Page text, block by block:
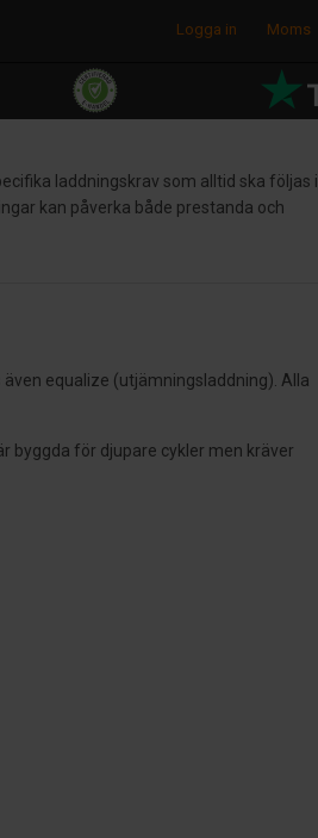
Logga in Moms
laddningskrav som alltid ska följas i
kan påverka både prestanda och
equalize (utjämningsladdning). Alla
byggda för djupare cykler men kräver